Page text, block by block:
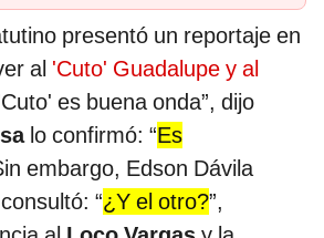
presentó un reportaje en
al 'Cuto' Guadalupe y al
es buena onda”, dijo
lo confirmó: “Es
embargo, Edson Dávila
“¿Y el otro?”,